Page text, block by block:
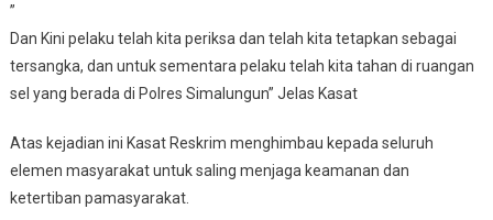
”
Dan Kini pelaku telah kita periksa dan telah kita tetapkan sebagai
tersangka, dan untuk sementara pelaku telah kita tahan di ruangan
sel yang berada di Polres Simalungun” Jelas Kasat
Atas kejadian ini Kasat Reskrim menghimbau kepada seluruh
elemen masyarakat untuk saling menjaga keamanan dan
ketertiban pamasyarakat.